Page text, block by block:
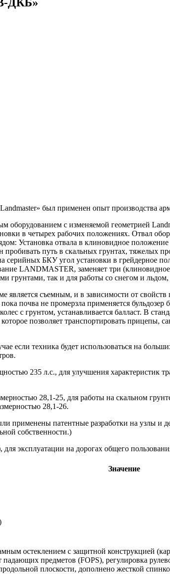
был применен опыт производства
оборудованием с изменяемой геометрией
в четырех рабочих положениях. Отвал
Установка отвала в клиновидное положение
путь в скальных грунтах, тяжелых
БКУ угол установки в грейдерное
LANDMASTER, заменяет три
так и для работы со снегом и льдом,
съемным, и в зависимости от свойств
почва не промерзла применяется бульдозер
с грунтом, устанавливается балласт. В
позволяет транспортировать прицепы,
если техника будет использоваться на
235 л.с., для улучшения характеристик
28,1-25, для работы на скальном
28,1-26.
применены патентные разработки на узлы
собственности.)
эксплуатации на дорогах общего
Значение
остеклением с защитной конструкцией
предметов (FOPS), регулировка
плоскости, дополнено жесткой